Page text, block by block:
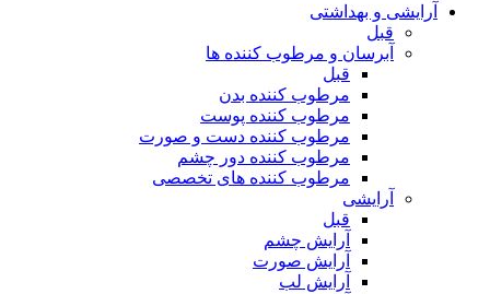
آرایشی و بهداشتی
قبل
آبرسان و مرطوب کننده ها
قبل
مرطوب کننده بدن
مرطوب کننده پوست
مرطوب کننده دست و صورت
مرطوب کننده دور چشم
مرطوب کننده های تخصصی
آرایشی
قبل
آرایش چشم
آرایش صورت
آرایش لب